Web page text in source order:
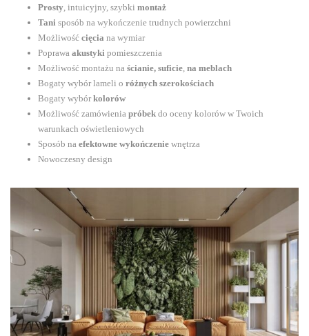
Prosty , intuicyjny, szybki montaż
Tani sposób na wykończenie trudnych powierzchni
Możliwość cięcia na wymiar
Poprawa akustyki pomieszczenia
Możliwość montażu na ścianie, suficie na meblach
Bogaty wybór lameli o różnych szerokościach
Bogaty wybórkolorów
Możliwość zamówienia próbek do oceny kolorów w Twoich
warunkach oświetleniowych
Sposób na efektowne wykończenie wnętrza
Nowoczesny design